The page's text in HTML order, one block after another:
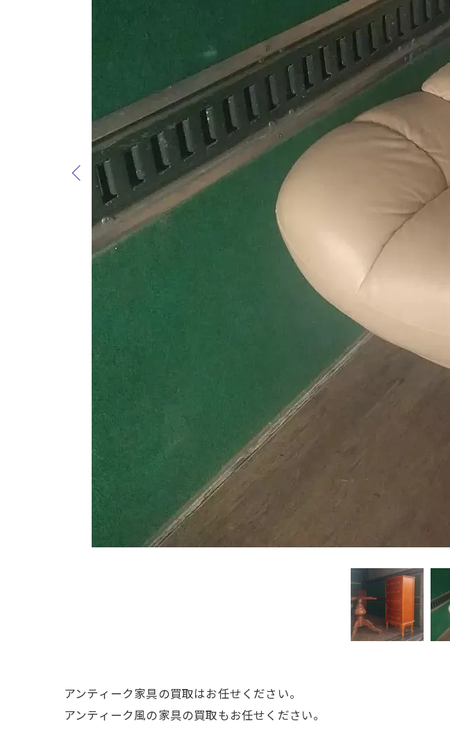
アンティーク家具の買取はお任せください。
アンティーク風の家具の買取もお任せください。